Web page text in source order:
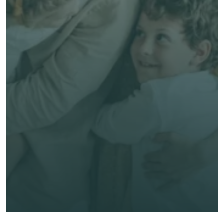
Devis gratuit et sans engagement
Conseils experts & humains, en français
Meilleur service, sans surcoût
Comparer mes
options!